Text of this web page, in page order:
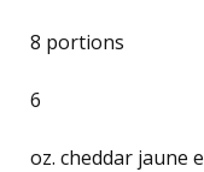
8 portions
6
oz. cheddar jaune